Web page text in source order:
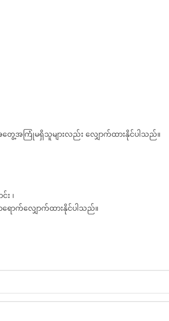
ေ့အကြုံမရှိသူများလည်း လျှောက်ထားနိုင်ပါသည်။
း ၊
ောက်လျှောက်ထားနိုင်ပါသည်။